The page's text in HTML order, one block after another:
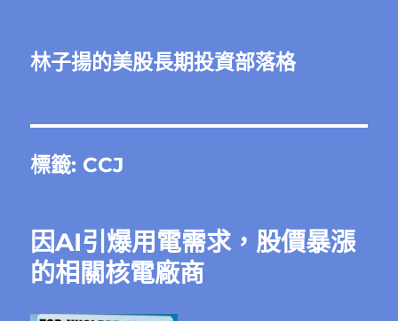
林子揚的美股長期投資部落格
標籤: CCJ
因AI引爆用電需求，股價暴漲
的相關核電廠商